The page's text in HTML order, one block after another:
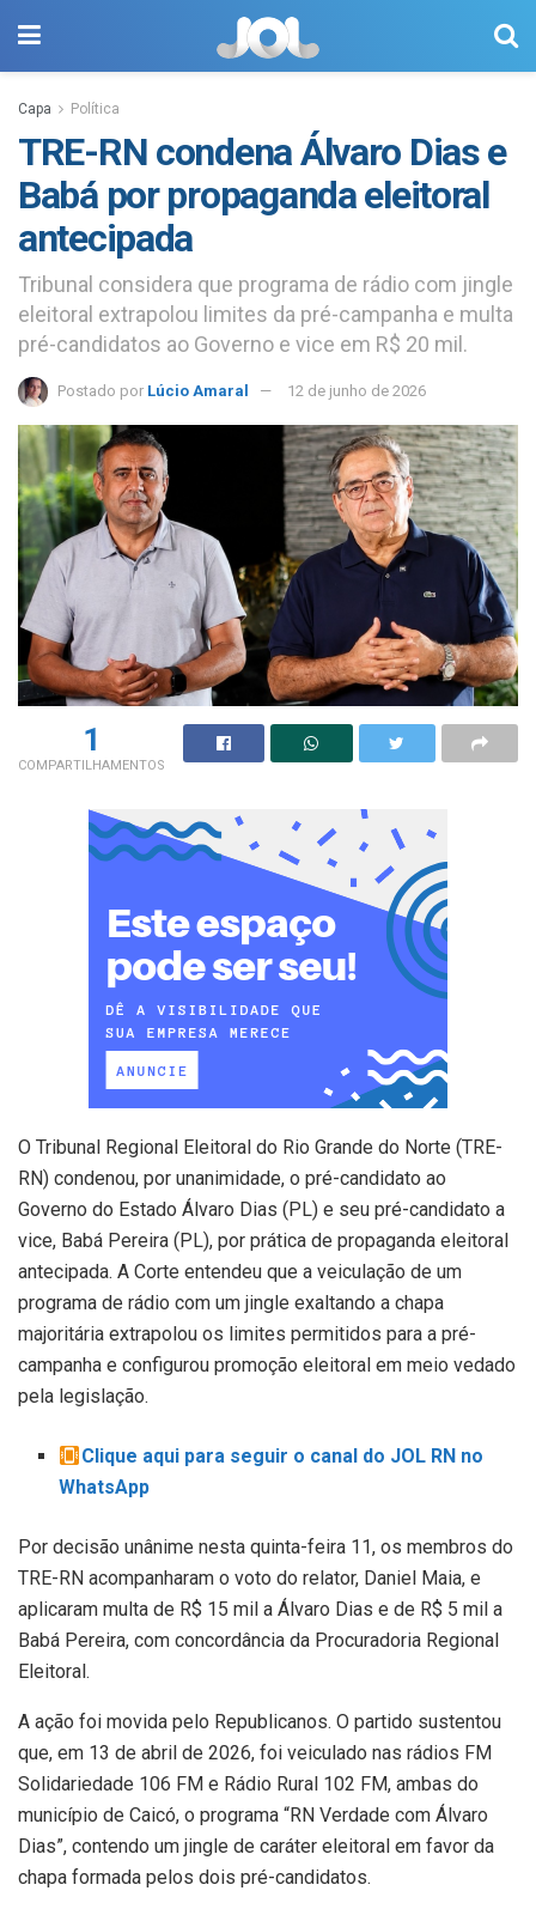
Capa Política
TRE-RN condena Álvaro Dias e
Babá por propaganda eleitoral
antecipada
Tribunal considera que programa de rádio com jingle
eleitoral extrapolou limites da pré-campanha e multa
pré-candidatos ao Governo e vice em R$ 20 mil.
Postado por Lúcio Amaral 12 de junho de 2026
1
COMPARTILHAMENTOS
O Tribunal Regional Eleitoral do Rio Grande do Norte (TRE-
RN) condenou, por unanimidade, o pré-candidato ao
Governo do Estado Álvaro Dias (PL) e seu pré-candidato a
vice, Babá Pereira (PL), por prática de propaganda eleitoral
antecipada. A Corte entendeu que a veiculação de um
programa de rádio com um jingle exaltando a chapa
majoritária extrapolou os limites permitidos para a pré-
campanha e configurou promoção eleitoral em meio vedado
pela legislação.
Clique aqui para seguir o canal do JOL RN no
WhatsApp
Por decisão unânime nesta quinta-feira 11, os membros do
TRE-RN acompanharam o voto do relator, Daniel Maia, e
aplicaram multa de R$ 15 mil a Álvaro Dias e de R$ 5 mil a
Babá Pereira, com concordância da Procuradoria Regional
Eleitoral.
A ação foi movida pelo Republicanos. O partido sustentou
que, em 13 de abril de 2026, foi veiculado nas rádios FM
Solidariedade 106 FM e Rádio Rural 102 FM, ambas do
município de Caicó, o programa “RN Verdade com Álvaro
Dias”, contendo um jingle de caráter eleitoral em favor da
chapa formada pelos dois pré-candidatos.